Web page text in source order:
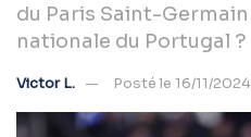
du Paris Saint-Germain
nationale du Portugal ?
Victor L. Posté le 16/11/